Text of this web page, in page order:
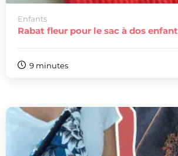
Enfants
Rabat fleur pour le sac à dos enfant
9 minutes